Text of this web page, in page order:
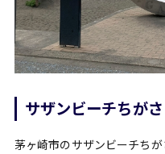
サザンビーチちが
茅ヶ崎市のサザンビーチち